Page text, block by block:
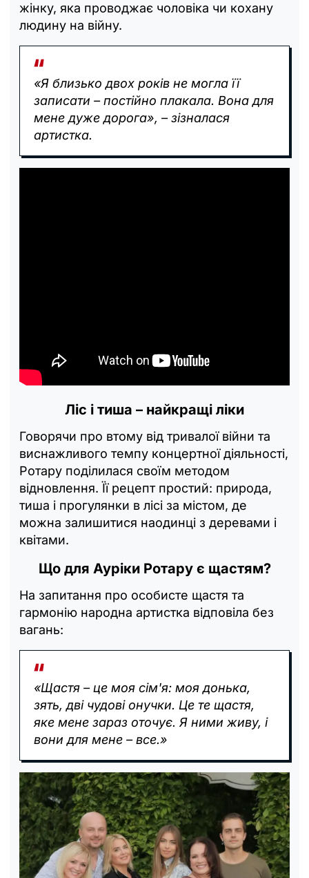
жінку, яка проводжає чоловіка чи кохану
людину на війну.
«Я близько двох років не могла її
записати – постійно плакала. Вона для
мене дуже дорога», – зізналася
артистка.
Ліс і тиша – найкращі ліки
Говорячи про втому від тривалої війни та
виснажливого темпу концертної діяльності,
Ротару поділилася своїм методом
відновлення. Її рецепт простий: природа,
тиша і прогулянки в лісі за містом, де
можна залишитися наодинці з деревами і
квітами.
Що для Ауріки Ротару є щастям?
На запитання про особисте щастя та
гармонію народна артистка відповіла без
вагань:
«Щастя – це моя сім'я: моя донька,
зять, дві чудові онучки. Це те щастя,
яке мене зараз оточує. Я ними живу, і
вони для мене – все.»